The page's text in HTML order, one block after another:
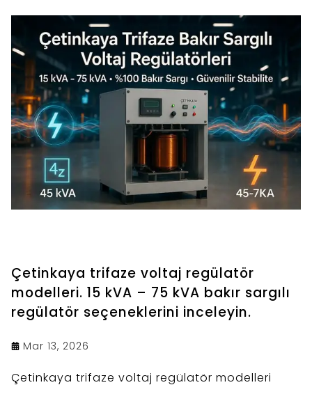
Çetinkaya trifaze voltaj regülatör
modelleri. 15 kVA – 75 kVA bakır sargılı
regülatör seçeneklerini inceleyin.
Mar 13, 2026
Çetinkaya trifaze voltaj regülatör modelleri